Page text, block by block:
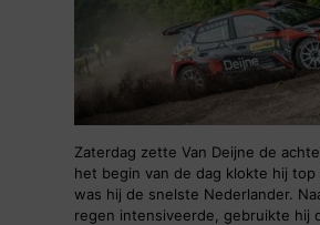
Zaterdag zette Van Deijne de
het begin van de dag klokte hij
was hij de snelste Nederlander.
regen intensiveerde, gebruikte hij